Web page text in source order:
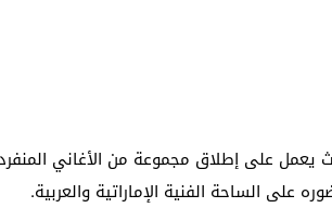
يعمل على إطلاق مجموعة من الأغاني
على الساحة الفنية الإماراتية والعربية.